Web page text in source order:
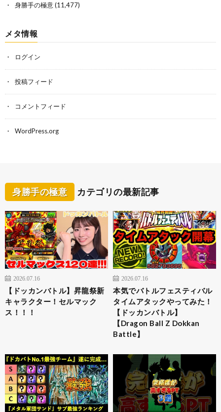
身勝手の極意(11,477)
メタ情報
ログイン
投稿フィード
コメントフィード
WordPress.org
身勝手の極意 カテゴリの最新記事
2026.07.16
【ドッカンバトル】昇龍祭新
キャラクター！セルマック
ス！！！
2026.07.16
本気でバトルフェスティバル
タイムアタックやってみた！
【ドッカンバトル】
【Dragon Ball Z Dokkan
Battle】